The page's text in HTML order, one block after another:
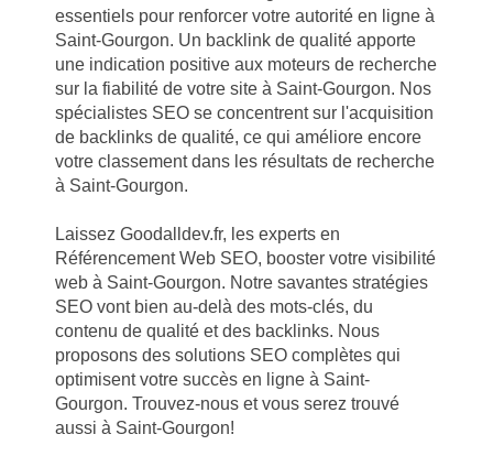
essentiels pour renforcer votre autorité en ligne à
Saint-Gourgon. Un backlink de qualité apporte
une indication positive aux moteurs de recherche
sur la fiabilité de votre site à Saint-Gourgon. Nos
spécialistes SEO se concentrent sur l'acquisition
de backlinks de qualité, ce qui améliore encore
votre classement dans les résultats de recherche
à Saint-Gourgon.
Laissez Goodalldev.fr, les experts en
Référencement Web SEO, booster votre visibilité
web à Saint-Gourgon. Notre savantes stratégies
SEO vont bien au-delà des mots-clés, du
contenu de qualité et des backlinks. Nous
proposons des solutions SEO complètes qui
optimisent votre succès en ligne à Saint-
Gourgon. Trouvez-nous et vous serez trouvé
aussi à Saint-Gourgon!